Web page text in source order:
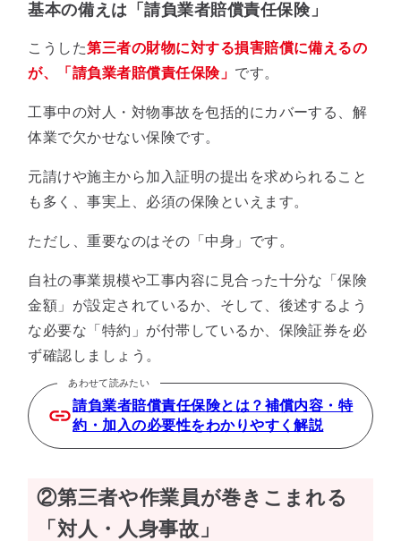
基本の備えは「請負業者賠償責任保険」
こうした第三者の財物に対する損害賠償に備えるの
が、「請負業者賠償責任保険」 です。
工事中の対人・対物事故を包括的にカバーする、解
体業で欠かせない保険です。
元請けや施主から加入証明の提出を求められること
も多く、事実上、必須の保険といえます。
ただし、重要なのはその「中身」です。
自社の事業規模や工事内容に見合った十分な「保険
金額」が設定されているか、そして、後述するよう
な必要な「特約」が付帯しているか、保険証券を必
ず確認しましょう。
あわせて読みたい
請負業者賠償責任保険とは？補償内容・特
約・加入の必要性をわかりやすく解説
②第三者や作業員が巻きこまれる
「対人・人身事故」